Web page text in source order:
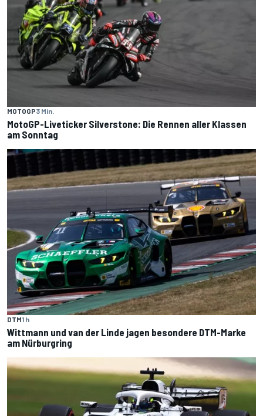
MOTOGP3 Min.
MotoGP-Liveticker Silverstone: Die Rennen aller Klassen
am Sonntag
DTM1 h
Wittmann und van der Linde jagen besondere DTM-Marke
am Nürburgring